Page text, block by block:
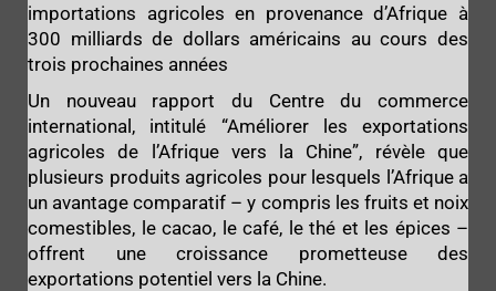
importations agricoles en provenance d’Afrique à
300 milliards de dollars américains au cours des
trois prochaines années
Un nouveau rapport du Centre du commerce
international, intitulé “Améliorer les exportations
agricoles de l’Afrique vers la Chine”, révèle que
plusieurs produits agricoles pour lesquels l’Afrique a
un avantage comparatif – y compris les fruits et noix
comestibles, le cacao, le café, le thé et les épices –
offrent une croissance prometteuse des
exportations potentiel vers la Chine.